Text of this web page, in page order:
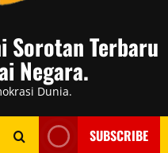
Sorotan Terbaru
Negara.
Dunia.
SUBSCRIBE